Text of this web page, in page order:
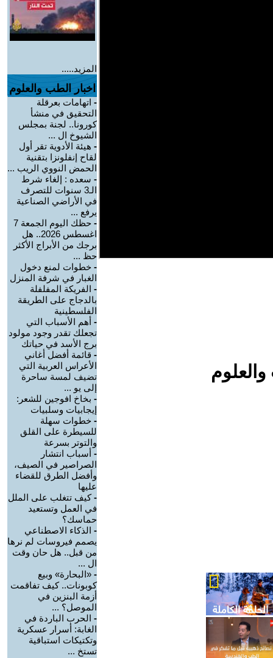
المزيد.....
اخبار الطب والعلوم
- اتهامات بعرقلة
التحقيق في منشأ
كورونا.. لجنة بمجلس
الشيوخ ال ...
- هيئة الأدوية تقر أول
لقاح إنفلونزا بتقنية
الحمض النووي الريب ...
- سعده : إلغاء شرط
الـ3 سنوات للتصرف
في الأراضي الصناعية
يرفع ...
-
حظك اليوم الجمعة 7
اغسطس 2026.. هل
برجك من الأبراج الأكثر
حظ ...
- خطوات لمنع دخول
الغبار في شرفة المنزل
- الفريكة المفلفلة
بالدجاج على الطريقة
الفلسطينية
- أهم الأسباب التي
تجعلك تقدر وجود مولود
برج الأسد في حياتك
- قائمة أفضل أغاني
الأعراس العربية التي
تضيف لمسة ساحرة
إلى يو ...
- بخاخ افوجين للشعر:
إيجابيات وسلبيات
- خطوات سهلة
للسيطرة على القلق
والتوتر بسرعة
- أسباب انتشار
الصراصير في الصيف،
وأفضل الطرق للقضاء
عليها
-كيف تتغلب على الملل
في العمل وتستعيد
حماسك؟
- الذكاء الاصطناعي
يصمم فيروسات لم نرها
من قبل.. هل حان وقت
ال ...
- «البحارة» وبيع
كوبونات.. كيف تفاقمت
أزمة البنزين في
الموصل؟ ...
- الحرب الباردة في
الغابة: أسرار عسكرية
وتكتيكات استباقية
تستخ ...